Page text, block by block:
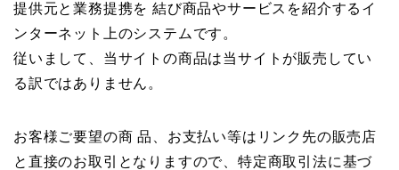
提供元と業務提携を 結び商品やサービスを紹介するイ
ンターネット上のシステムです。
従いまして、当サイトの商品は当サイトが販売してい
る訳ではありません。
お客様ご要望の商 品、お支払い等はリンク先の販売店
と直接のお取引となりますので、特定商取引法に基づ